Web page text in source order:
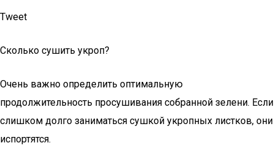
Tweet
Сколько сушить укроп?
Очень важно определить оптимальную
продолжительность просушивания собранной зелени. Если
слишком долго заниматься сушкой укропных листков, они
испортятся.